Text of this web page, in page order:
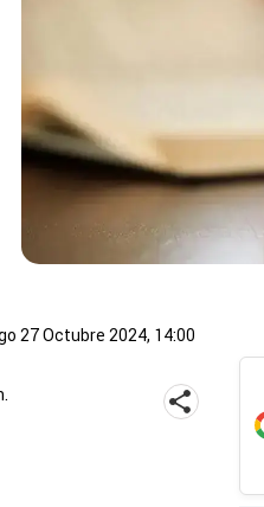
27 Octubre 2024, 14:00